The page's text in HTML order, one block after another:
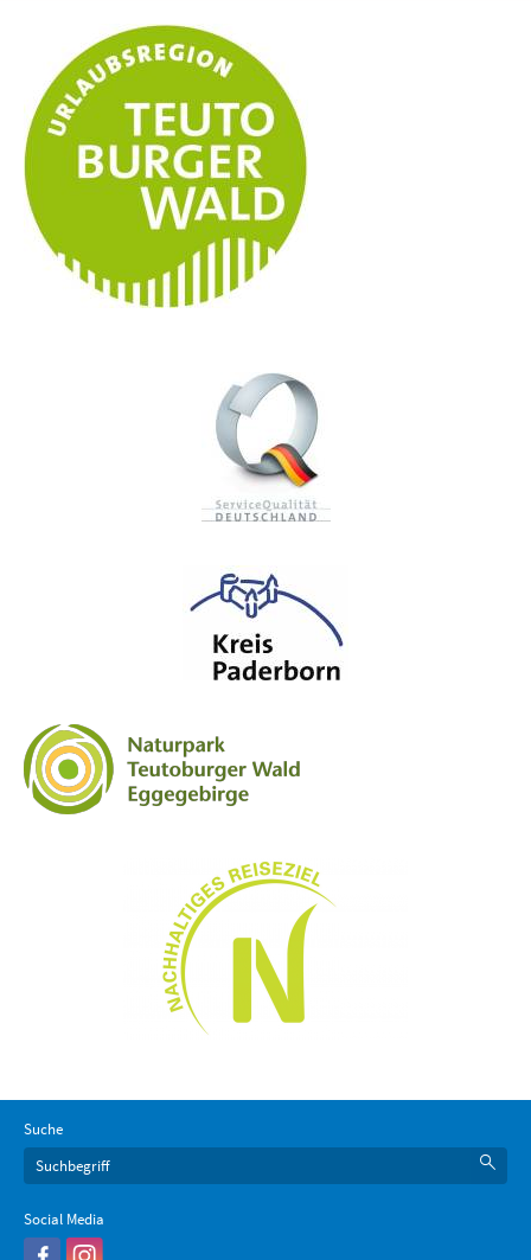
Suche
Social Media